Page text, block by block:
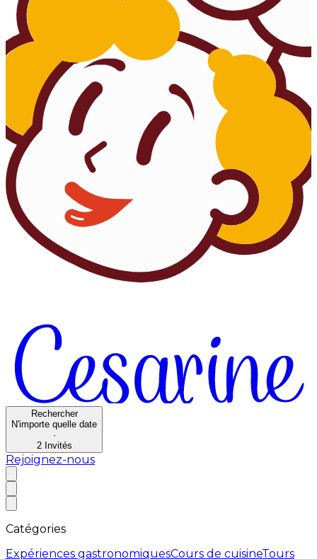
Rechercher
N'importe quelle date
·
2 Invités
Rejoignez-nous
Catégories
Expériences gastronomiquesCours de cuisineTours